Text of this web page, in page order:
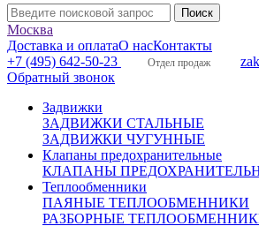
Москва
Доставка и оплатаО насКонтакты
+7 (495) 642-50-23
Отдел продаж
Обратный звонок
Задвижки
ЗАДВИЖКИ СТАЛЬНЫЕ
ЗАДВИЖКИ ЧУГУННЫЕ
Клапаны предохранительные
КЛАПАНЫ
Теплообменники
ПАЯНЫЕ ТЕПЛООБМЕННИКИ
РАЗБОРНЫЕ
Запросить счёт
Ду250
546921.00
Характеристики
Похожие товары: